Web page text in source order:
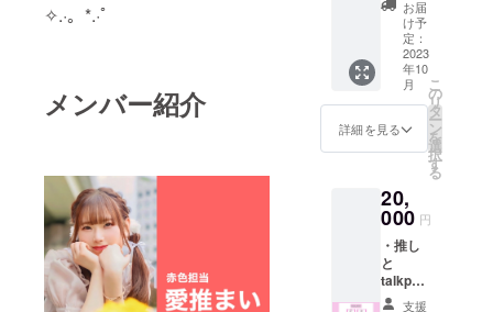
✧.·。*.·ﾟ
メンバー紹介
付、備
考欄に
Twitter
のアカ
ウント
を記載
くださ
イン色
紙 支援
時、推
しメン
を教え
てくだ
さい。
サイン
無し
チェキ
券×10枚
(1万円
相当) ※
チェキ
券は今
後どの
ブ、ど
のメン
バーに
もお使
いいた
だけま
す。 ・
お届
け予
定：
2023
年10
月
詳細を見る
こ
の
リ
タ
ー
ン
を
選
択
す
る
20,
000 円
・推し
と
talkport
4分 ※後支援